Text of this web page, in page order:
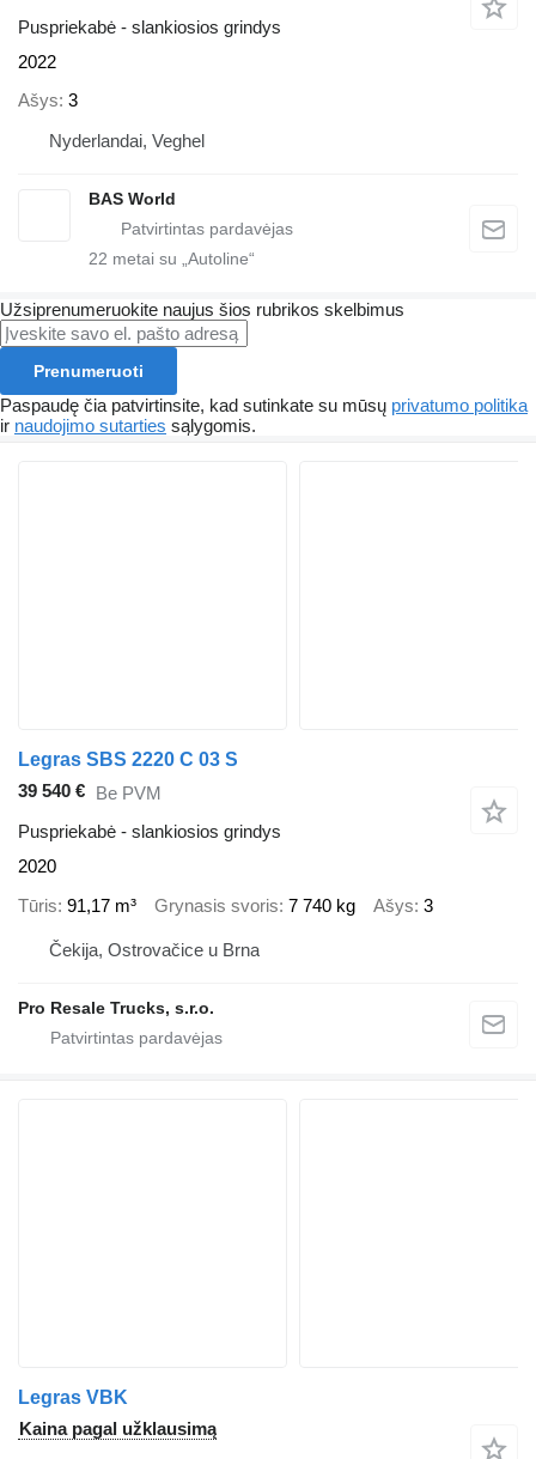
Puspriekabė - slankiosios grindys
2022
Ašys 3
Nyderlandai, Veghel
BAS World
22 metai su „Autoline“
Užsiprenumeruokite naujus šios rubrikos skelbimus
Prenumeruoti
Paspaudę čia patvirtinsite, kad sutinkate su mūsų privatumo politika
ir naudojimo sutarties sąlygomis.
Legras SBS 2220 C 03 S
39 540 € Be PVM
Puspriekabė - slankiosios grindys
2020
Tūris 91,17 m³ Grynasis svoris 7 740 kg Ašys 3
Čekija, Ostrovačice u Brna
Pro Resale Trucks, s.r.o.
Legras VBK
Kaina pagal užklausimą